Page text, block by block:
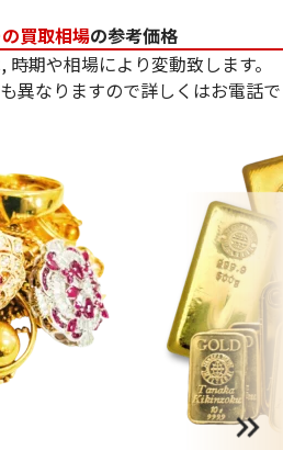
買取相場の参考価格
期や相場により変動致します。
異なりますので詳しくはお電話で